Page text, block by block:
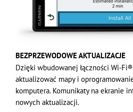
BEZPRZEWODOWE AKTUALIZACJE
Dzięki wbudowanej łączności Wi-
aktualizować mapy i
komputera. Komunikaty na ekranie
nowych aktualizacji.